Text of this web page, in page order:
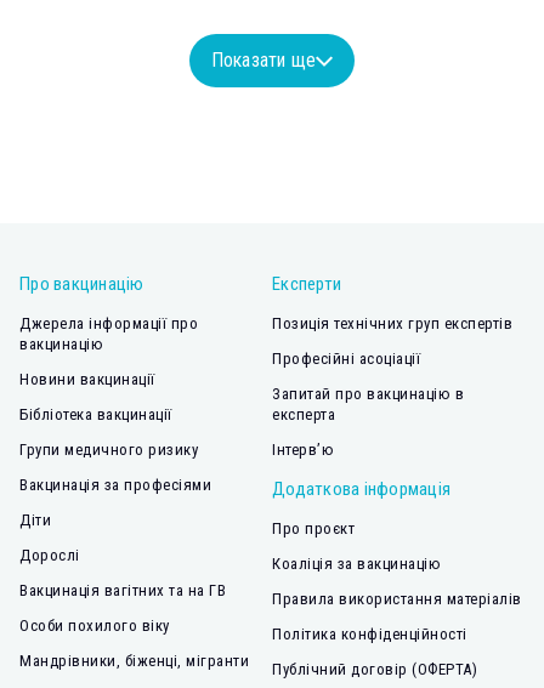
Показати ще
Про вакцинацію
Джерела інформації про
вакцинацію
Новини вакцинації
Бібліотека вакцинації
Групи медичного ризику
Вакцинація за професіями
Діти
Дорослі
Вакцинація вагітних та на ГВ
Особи похилого віку
Мандрівники, біженці, мігранти
Експерти
Позиція технічних груп експертів
Професійні асоціації
Запитай про вакцинацію в
експерта
Інтерв’ю
Додаткова інформація
Про проєкт
Коаліція за вакцинацію
Правила використання матеріалів
Політика конфіденційності
Публічний договір (ОФЕРТА)